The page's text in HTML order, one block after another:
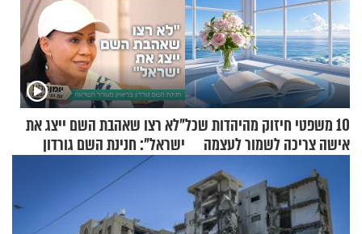
10 משפטי חיזוק מהיהדות שכל
אישה צריכה לשמור לעצמה
"לא רצו שאהבת השם ייצג את
ישראל": חנינת השם גורדון
בריאיון מעורר השראה